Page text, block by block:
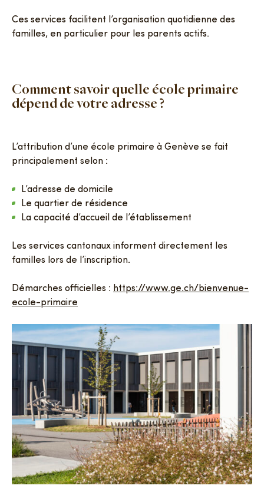
Ces services facilitent l’organisation quotidienne des
familles, en particulier pour les parents actifs.
Comment savoir quelle école primaire
dépend de votre adresse ?
L’attribution d’une école primaire à Genève se fait
principalement selon :
L’adresse de domicile
Le quartier de résidence
La capacité d’accueil de l’établissement
Les services cantonaux informent directement les
familles lors de l’inscription.
Démarches officielles : https://www.ge.ch/bienvenue-
ecole-primaire